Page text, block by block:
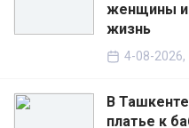
женщины и
жизнь
4-08-2026,
В
платье к